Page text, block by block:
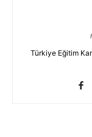
Türkiye Eğitim